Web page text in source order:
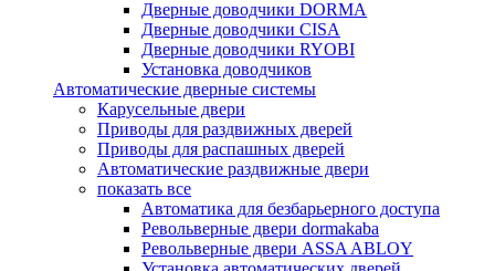
Дверные доводчики DORMA
Дверные доводчики CISA
Дверные доводчики RYOBI
Установка доводчиков
Автоматические дверные системы
Карусельные двери
Приводы для раздвижных дверей
Приводы для распашных дверей
Автоматические раздвижные двери
показать все
Автоматика для безбарьерного доступа
Револьверные двери dormakaba
Револьверные двери ASSA ABLOY